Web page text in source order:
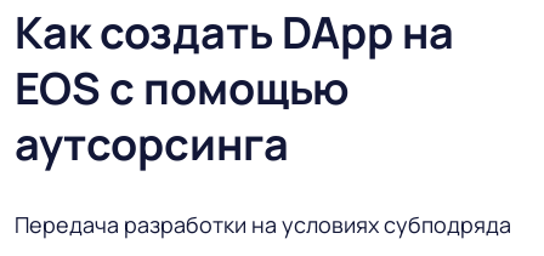
Как создать DApp на
EOS с помощью
аутсорсинга
Передача разработки на условиях субподряда